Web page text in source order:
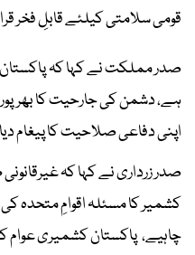
قومی سلامتی کیلئے قابلِ فخر
صدر مملکت نے کہا کہ پاکستان
ہے، دشمن کی جارحیت کا
اپنی دفاعی صلاحیت کا پیغام
صدر زرداری نے کہا کہ
کشمیر کا مسئلہ اقوامِ متحدہ
چاہیے، پاکستان کشمیری عوام